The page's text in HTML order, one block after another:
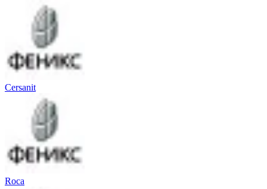
Cersanit
Roca